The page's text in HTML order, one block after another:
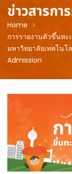
ข่าวสารก
Home
การรายงานตัวขึ้นท
มหาวิทยาลัยเทคโนโ
Admission